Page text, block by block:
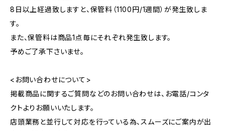
8日以上経過致しますと、保管料（1100円/1週間）が発生致しま
す。
また、保管料は商品1点毎にそれぞれ発生致します。
予めご了承下さいませ。
<お問い合わせについて>
掲載商品に関するご質問などのお問い合わせは、お電話/コンタ
クトよりお願いいたします。
店頭業務と並行して対応を行っている為、スムーズにご案内が出